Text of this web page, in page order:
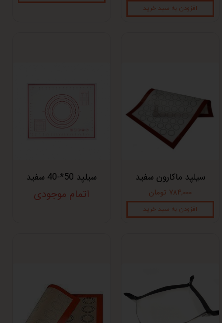
افزودن به سبد خرید
سیلپد ماکارون سفید
۷۸۴,۰۰۰ تومان
افزودن به سبد خرید
سیلپد 50*-40 سفید
اتمام موجودی